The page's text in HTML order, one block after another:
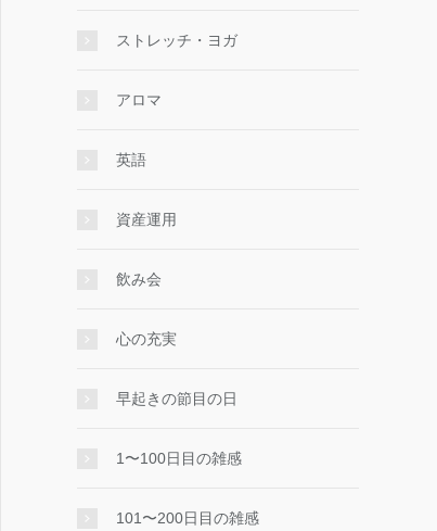
ストレッチ・ヨガ
アロマ
英語
資産運用
飲み会
心の充実
早起きの節目の日
1〜100日目の雑感
101〜200日目の雑感